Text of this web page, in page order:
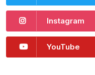
Instagram
YouTube